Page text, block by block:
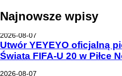
Najnowsze wpisy
2026-08-07
Utwór YEYEYO oficjalną
Świata FIFA-U 20 w Piłce
2026-08-07